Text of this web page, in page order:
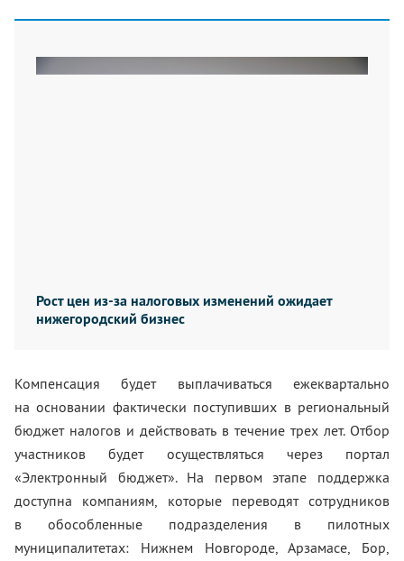
Рост цен из-за налоговых изменений ожидает
нижегородский бизнес
Компенсация будет выплачиваться ежеквартально
на основании фактически поступивших в региональный
бюджет налогов и действовать в течение трех лет. Отбор
участников будет осуществляться через портал
«Электронный бюджет». На первом этапе поддержка
доступна компаниям, которые переводят сотрудников
в обособленные подразделения в пилотных
муниципалитетах: Нижнем Новгороде, Арзамасе, Бор,